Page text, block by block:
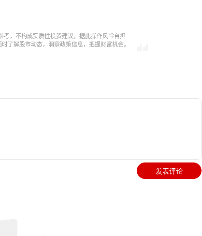
，不构成实质性投资建议，据此操作风险自担
了解股市动态，洞察政策信息，把握财富机会。
发表评论